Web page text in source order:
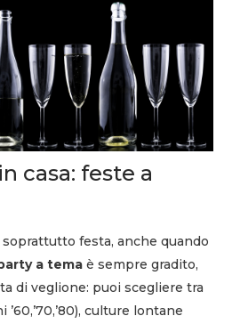
casa: feste a
festa, anche quando
a tema è sempre gradito,
di veglione: puoi scegliere tra
culture lontane